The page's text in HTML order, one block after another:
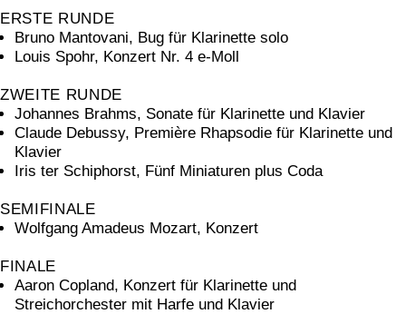
ERSTE RUNDE
Bruno Mantovani, Bug für Klarinette solo
Louis Spohr, Konzert Nr. 4 e-Moll
ZWEITE RUNDE
Johannes Brahms, Sonate für Klarinette und Klavier
Claude Debussy, Première Rhapsodie für Klarinette und
Klavier
Iris ter Schiphorst, Fünf Miniaturen plus Coda
SEMIFINALE
Wolfgang Amadeus Mozart, Konzert
FINALE
Aaron Copland, Konzert für Klarinette und
Streichorchester mit Harfe und Klavier